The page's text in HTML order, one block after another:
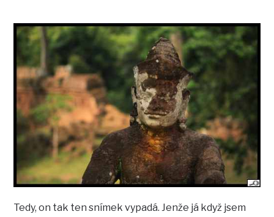
Tedy, on tak ten snímek vypadá. Jenže já když jsem